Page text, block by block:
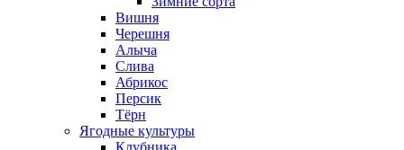
Вишня
Черешня
Алыча
Слива
Абрикос
Персик
Тёрн
Ягодные культуры
Клубника